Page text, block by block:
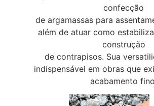
confecção
de argamassas para
além de atuar como
construção
de contrapisos. Sua
indispensável em obras que
acabamento